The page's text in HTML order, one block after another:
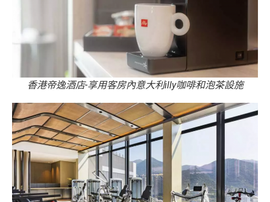
香港帝逸酒店-享用客房內意大利illy咖啡和泡茶設施